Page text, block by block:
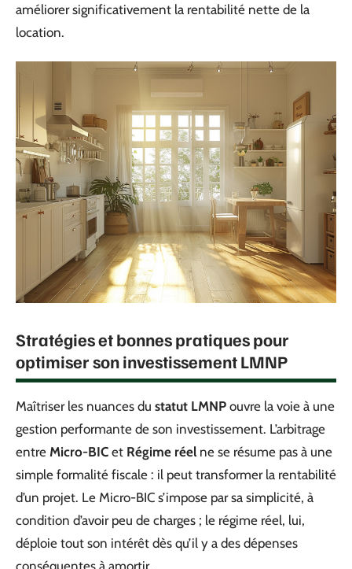
améliorer significativement la rentabilité nette de la
location.
Stratégies et bonnes pratiques pour
optimiser son investissement LMNP
Maîtriser les nuances du statut LMNP ouvre la voie à une
gestion performante de son investissement. L’arbitrage
entre Micro-BIC et Régime réel ne se résume pas à une
simple formalité fiscale : il peut transformer la rentabilité
d’un projet. Le Micro-BIC s’impose par sa simplicité, à
condition d’avoir peu de charges ; le régime réel, lui,
déploie tout son intérêt dès qu’il y a des dépenses